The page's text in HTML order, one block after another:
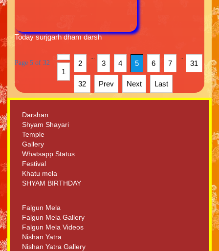
Today surjgarh dham darsh
Page 5 of 32
1
2 3 4 5 6 7 31
32 Prev Next Last
Darshan
Shyam Shayari
Temple
Gallery
Whatsapp Status
Festival
Khatu mela
SHYAM BIRTHDAY
Falgun Mela
Falgun Mela Gallery
Falgun Mela Videos
Nishan Yatra
Nishan Yatra Gallery